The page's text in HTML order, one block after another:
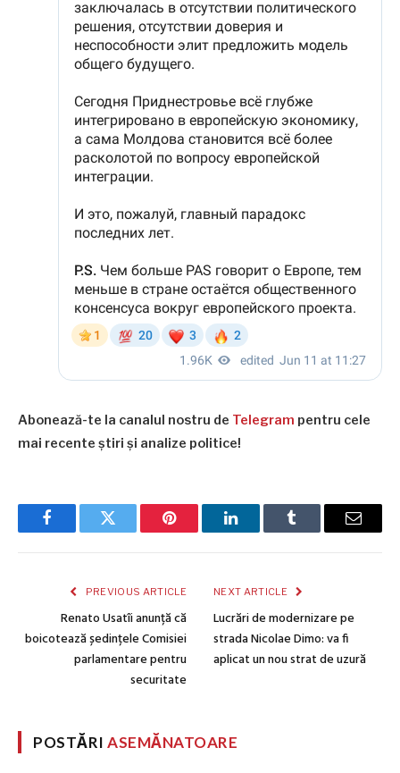
Abonează-te la canalul nostru de Telegram pentru cele
mai recente știri și analize politice!
FacebookTwitter Pinterest LinkedInTumblr Email
PREVIOUS ARTICLE
Renato Usatîi anunță că
boicotează ședințele Comisiei
parlamentare pentru
securitate
NEXT ARTICLE
Lucrări de modernizare pe
strada Nicolae Dimo: va fi
aplicat un nou strat de uzură
POSTĂRIASEMĂNATOARE